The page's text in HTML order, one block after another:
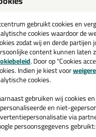
Neutraal, reukarm, zuur- en
Voldoet aan de eisen voor
Schimmelwerend, conform
Goed kleur-, UV-, weer-,
Niet corrosief voor metalen.
Verdraagzaam in direct
Oplosmiddelvrij, geen
Zeer emissiearm,
Inhoud: 310ml
of annuleren van
gebruikt cookies en
cookies waardoor de
zodat wij en derde
content kunnen laten
. Door op "Cookies
Indien je kiest voor
cookies.
gebruiken wij cookies
en niet-
via
persoonsgegevens gebruikt:
💚
en ontvang een
€35,-bij je eerste bestelling!
de actiecode ›